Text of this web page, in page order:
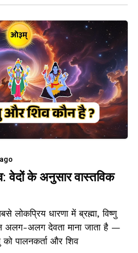
वेदों के अनुसार वास्तविक
लोकप्रिय धारणा में ब्रह्मा, विष्णु
अलग-अलग देवता माना जाता है —
को पालनकर्ता और शिव